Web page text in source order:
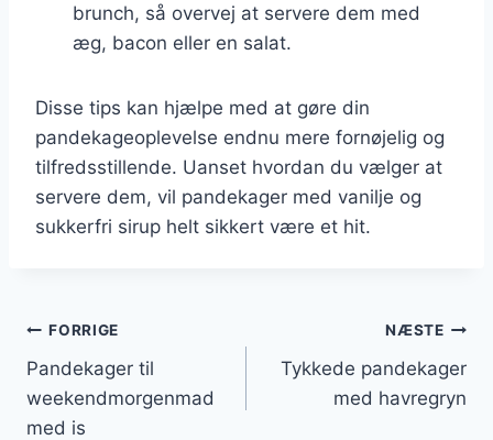
brunch, så overvej at servere dem med
æg, bacon eller en salat.
Disse tips kan hjælpe med at gøre din
pandekageoplevelse endnu mere fornøjelig og
tilfredsstillende. Uanset hvordan du vælger at
servere dem, vil pandekager med vanilje og
sukkerfri sirup helt sikkert være et hit.
Indlægsnavigation
FORRIGE
Pandekager til
weekendmorgenmad
med is
NÆSTE
Tykkede pandekager
med havregryn